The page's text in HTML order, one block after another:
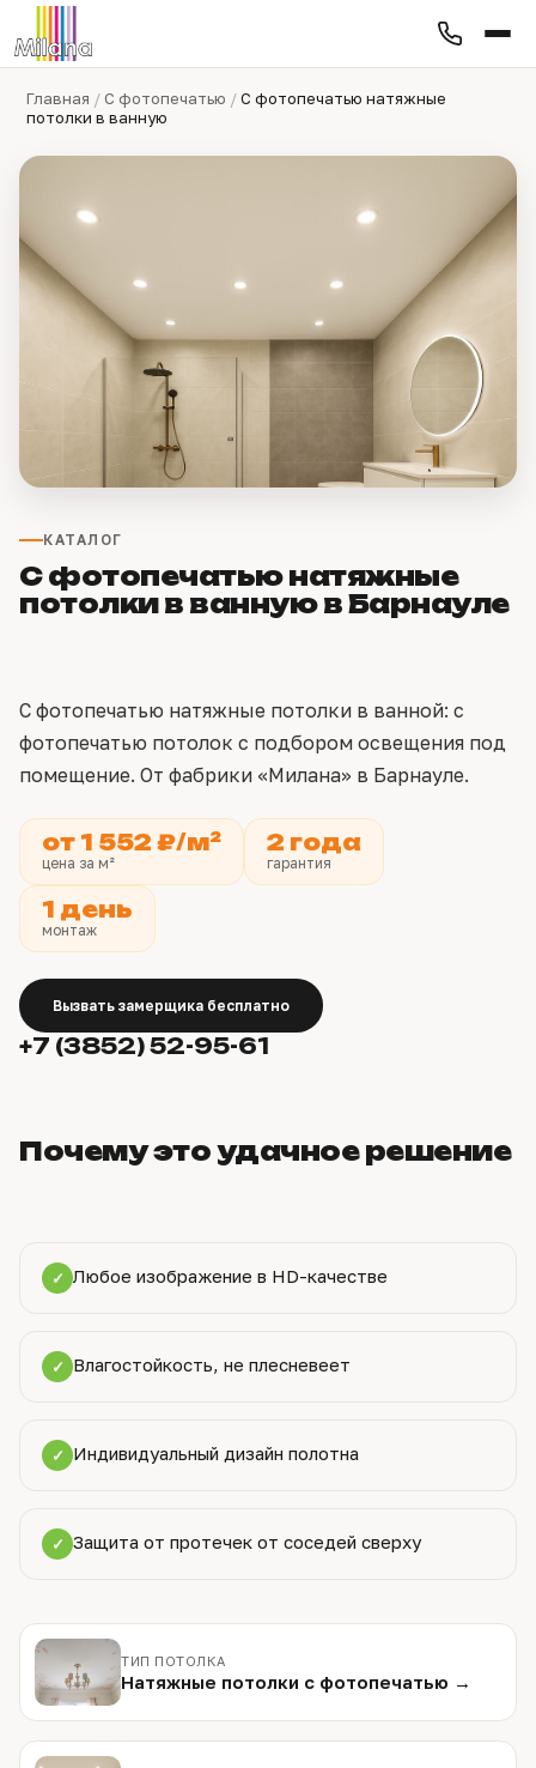
Главная /С фотопечатью /С фотопечатью натяжные
потолки в ванную
КАТАЛОГ
С фотопечатью натяжные
потолки в ванную в Барнауле
С фотопечатью натяжные потолки в ванной: с
фотопечатью потолок с подбором освещения под
помещение. От фабрики «Милана» в Барнауле.
от 1 552 ₽/м²
цена за м²
2 года
гарантия
1 день
монтаж
Вызвать замерщика бесплатно
+7 (3852) 52-95-61
Почему это удачное решение
✓ Любое изображение в HD-качестве
✓ Влагостойкость, не плесневеет
✓ Индивидуальный дизайн полотна
✓ Защита от протечек от соседей сверху
ТИП ПОТОЛКА
Натяжные потолки с фотопечатью →